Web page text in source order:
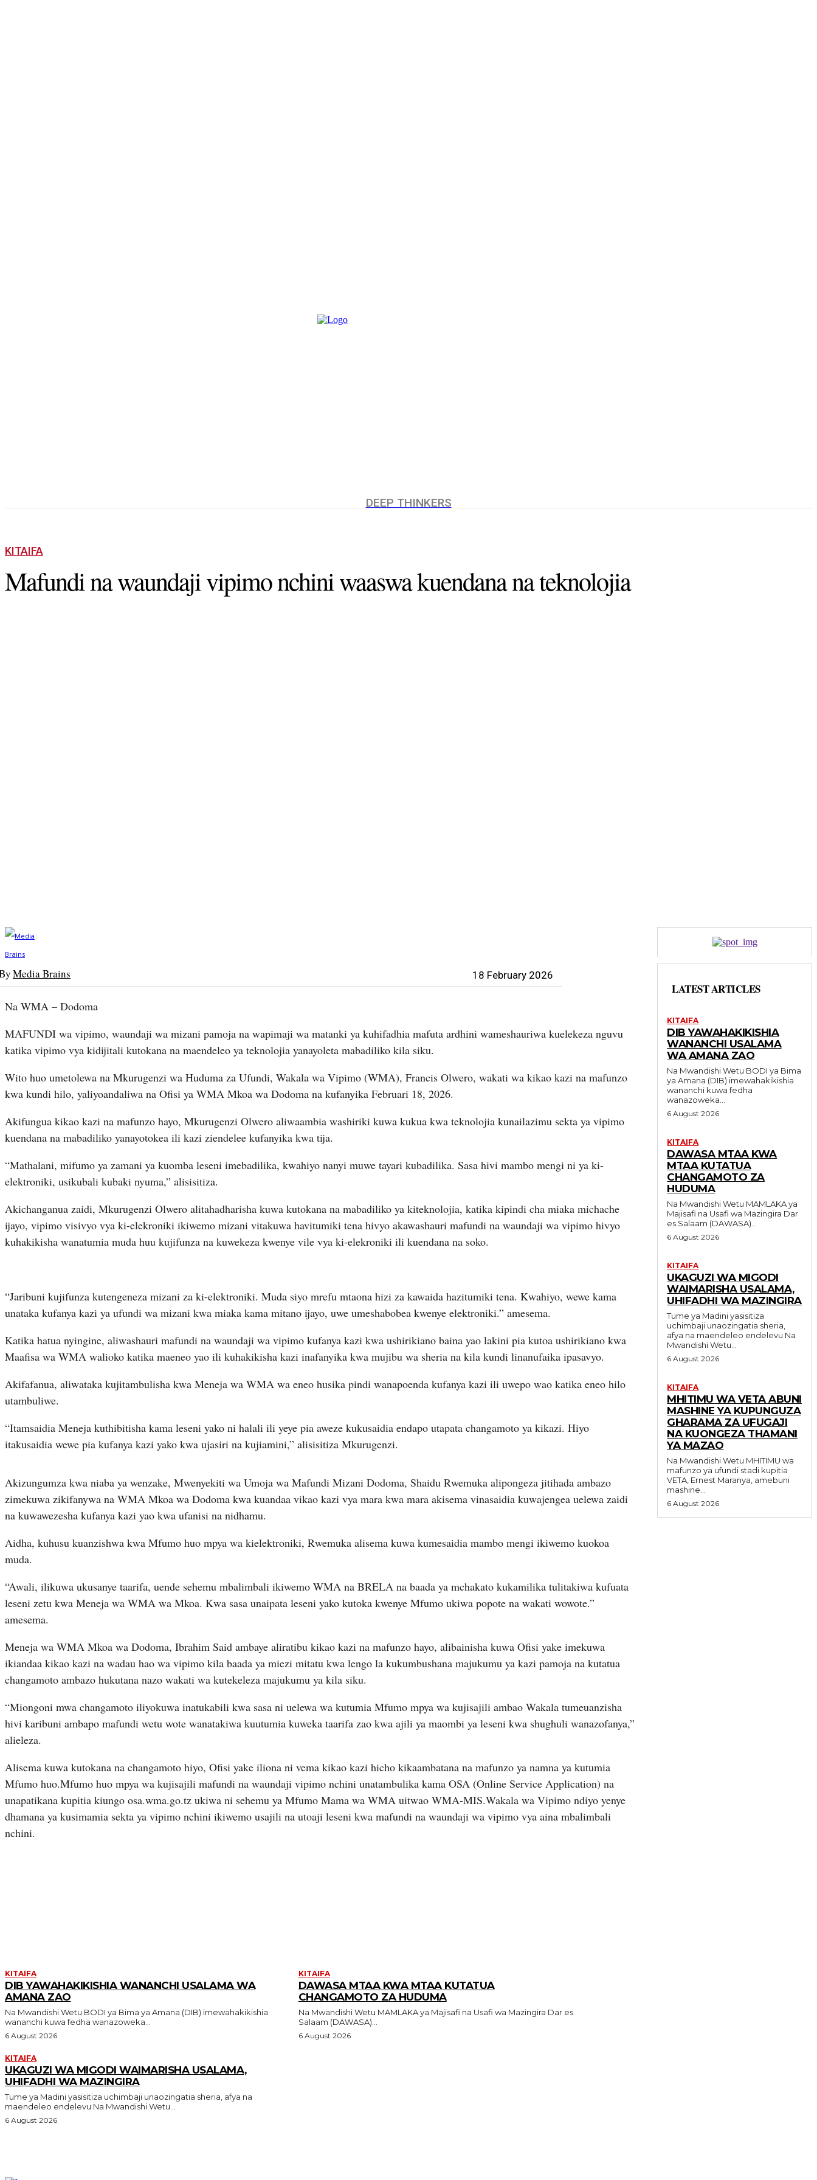
DEEP THINKERS
KITAIFA
Mafundi na waundaji vipimo nchini waaswa kuendana na teknolojia
Media Brains 18 February 2026
Na WMA – Dodoma
MAFUNDI wa vipimo, waundaji wa mizani pamoja na wapimaji wa matanki ya kuhifadhia mafuta ardhini wameshauriwa kuelekeza nguvu
katika vipimo vya kidijitali kutokana na maendeleo ya teknolojia yanayoleta mabadiliko kila siku.
Wito huo umetolewa na Mkurugenzi wa Huduma za Ufundi, Wakala wa Vipimo (WMA), Francis Olwero, wakati wa kikao kazi na mafunzo
kwa kundi hilo, yaliyoandaliwa na Ofisi ya WMA Mkoa wa Dodoma na kufanyika Februari 18, 2026.
Akifungua kikao kazi na mafunzo hayo, Mkurugenzi Olwero aliwaambia washiriki kuwa kukua kwa teknolojia kunailazimu sekta ya vipimo
kuendana na mabadiliko yanayotokea ili kazi ziendelee kufanyika kwa tija.
“Mathalani, mifumo ya zamani ya kuomba leseni imebadilika, kwahiyo nanyi muwe tayari kubadilika. Sasa hivi mambo mengi ni ya ki-
elektroniki, usikubali kubaki nyuma,” alisisitiza.
Akichanganua zaidi, Mkurugenzi Olwero alitahadharisha kuwa kutokana na mabadiliko ya kiteknolojia, katika kipindi cha miaka michache
ijayo, vipimo visivyo vya ki-elekroniki ikiwemo mizani vitakuwa havitumiki tena hivyo akawashauri mafundi na waundaji wa vipimo hivyo
kuhakikisha wanatumia muda huu kujifunza na kuwekeza kwenye vile vya ki-elekroniki ili kuendana na soko.
“Jaribuni kujifunza kutengeneza mizani za ki-elektroniki. Muda siyo mrefu mtaona hizi za kawaida hazitumiki tena. Kwahiyo, wewe kama
unataka kufanya kazi ya ufundi wa mizani kwa miaka kama mitano ijayo, uwe umeshabobea kwenye elektroniki.” amesema.
Katika hatua nyingine, aliwashauri mafundi na waundaji wa vipimo kufanya kazi kwa ushirikiano baina yao lakini pia kutoa ushirikiano kwa
Maafisa wa WMA walioko katika maeneo yao ili kuhakikisha kazi inafanyika kwa mujibu wa sheria na kila kundi linanufaika ipasavyo.
Akifafanua, aliwataka kujitambulisha kwa Meneja wa WMA wa eneo husika pindi wanapoenda kufanya kazi ili uwepo wao katika eneo hilo
utambuliwe.
“Itamsaidia Meneja kuthibitisha kama leseni yako ni halali ili yeye pia aweze kukusaidia endapo utapata changamoto ya kikazi. Hiyo
itakusaidia wewe pia kufanya kazi yako kwa ujasiri na kujiamini,” alisisitiza Mkurugenzi.
Akizungumza kwa niaba ya wenzake, Mwenyekiti wa Umoja wa Mafundi Mizani Dodoma, Shaidu Rwemuka alipongeza jitihada ambazo
zimekuwa zikifanywa na WMA Mkoa wa Dodoma kwa kuandaa vikao kazi vya mara kwa mara akisema vinasaidia kuwajengea uelewa zaidi
na kuwawezesha kufanya kazi yao kwa ufanisi na nidhamu.
Aidha, kuhusu kuanzishwa kwa Mfumo huo mpya wa kielektroniki, Rwemuka alisema kuwa kumesaidia mambo mengi ikiwemo kuokoa
muda.
“Awali, ilikuwa ukusanye taarifa, uende sehemu mbalimbali ikiwemo WMA na BRELA na baada ya mchakato kukamilika tulitakiwa kufuata
leseni zetu kwa Meneja wa WMA wa Mkoa. Kwa sasa unaipata leseni yako kutoka kwenye Mfumo ukiwa popote na wakati wowote.”
amesema.
Meneja wa WMA Mkoa wa Dodoma, Ibrahim Said ambaye aliratibu kikao kazi na mafunzo hayo, alibainisha kuwa Ofisi yake imekuwa
ikiandaa kikao kazi na wadau hao wa vipimo kila baada ya miezi mitatu kwa lengo la kukumbushana majukumu ya kazi pamoja na kutatua
changamoto ambazo hukutana nazo wakati wa kutekeleza majukumu ya kila siku.
“Miongoni mwa changamoto iliyokuwa inatukabili kwa sasa ni uelewa wa kutumia Mfumo mpya wa kujisajili ambao Wakala tumeuanzisha
hivi karibuni ambapo mafundi wetu wote wanatakiwa kuutumia kuweka taarifa zao kwa ajili ya maombi ya leseni kwa shughuli wanazofanya,”
alieleza.
Alisema kuwa kutokana na changamoto hiyo, Ofisi yake iliona ni vema kikao kazi hicho kikaambatana na mafunzo ya namna ya kutumia
Mfumo huo.Mfumo huo mpya wa kujisajili mafundi na waundaji vipimo nchini unatambulika kama OSA (Online Service Application) na
unapatikana kupitia kiungo osa.wma.go.tz ukiwa ni sehemu ya Mfumo Mama wa WMA uitwao WMA-MIS.Wakala wa Vipimo ndiyo yenye
dhamana ya kusimamia sekta ya vipimo nchini ikiwemo usajili na utoaji leseni kwa mafundi na waundaji wa vipimo vya aina mbalimbali
nchini.
LATEST ARTICLES
KITAIFA
DIB YAWAHAKIKISHIA
WANANCHI USALAMA
WA AMANA ZAO
Na Mwandishi Wetu BODI ya Bima
ya Amana (DIB) imewahakikishia
wananchi kuwa fedha
wanazoweka...
6 August 2026
KITAIFA
DAWASA MTAA KWA
MTAA KUTATUA
CHANGAMOTO ZA
HUDUMA
Na Mwandishi Wetu MAMLAKA ya
Majisafi na Usafi wa Mazingira Dar
es Salaam (DAWASA)...
6 August 2026
KITAIFA
UKAGUZI WA MIGODI
WAIMARISHA USALAMA,
UHIFADHI WA MAZINGIRA
Tume ya Madini yasisitiza
uchimbaji unaozingatia sheria,
afya na maendeleo endelevu Na
Mwandishi Wetu...
6 August 2026
KITAIFA
MHITIMU WA VETA ABUNI
MASHINE YA KUPUNGUZA
GHARAMA ZA UFUGAJI
NA KUONGEZA THAMANI
YA MAZAO
Na Mwandishi Wetu MHITIMU wa
mafunzo ya ufundi stadi kupitia
VETA, Ernest Maranya, amebuni
mashine...
6 August 2026
KITAIFA
DIB YAWAHAKIKISHIA WANANCHI USALAMA WA
AMANA ZAO
Na Mwandishi Wetu BODI ya Bima ya Amana (DIB) imewahakikishia
wananchi kuwa fedha wanazoweka...
6 August 2026
KITAIFA
DAWASA MTAA KWA MTAA KUTATUA
CHANGAMOTO ZA HUDUMA
Na Mwandishi Wetu MAMLAKA ya Majisafi na Usafi wa Mazingira Dar es
Salaam (DAWASA)...
6 August 2026
KITAIFA
UKAGUZI WA MIGODI WAIMARISHA USALAMA,
UHIFADHI WA MAZINGIRA
Tume ya Madini yasisitiza uchimbaji unaozingatia sheria, afya na
maendeleo endelevu Na Mwandishi Wetu...
6 August 2026